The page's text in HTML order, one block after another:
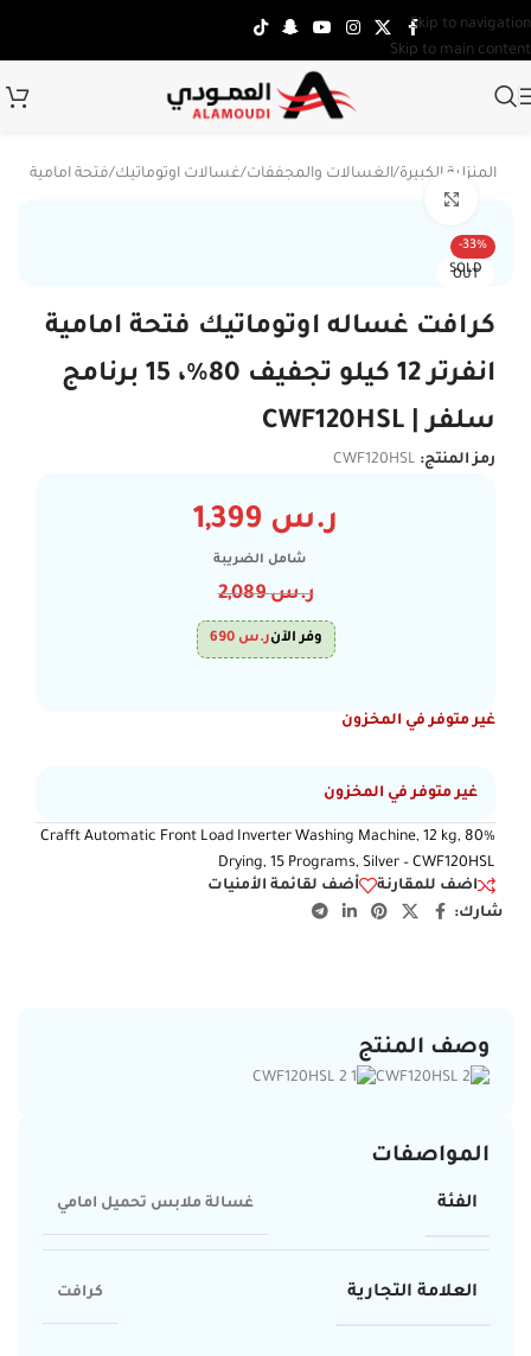
Skip to navigation
Skip to main content
المنزلية الكبيرة/الغسالات والمجففات/غسالات اوتوماتيك/فتحة امامية
-33%
SOLD
OUT
كرافت غساله اوتوماتيك فتحة امامية
انفرتر 12 كيلو تجفيف 80%، 15 برنامج
سلفر | CWF120HSL
رمز المنتج: CWF120HSL
ر.س
شامل الضريبة
ر.س2,089
وفر الآنر.س 690
غير متوفر في المخزون
غير متوفر في المخزون
Crafft Automatic Front Load Inverter Washing Machine, 12 kg, 80%
Drying, 15 Programs, Silver – CWF120HSL
اضف للمقارنة
أضف لقائمة الأمنيات
شارك:
وصف المنتج
المواصفات
الفئة غسالة ملابس تحميل امامي
العلامة التجارية كرافت